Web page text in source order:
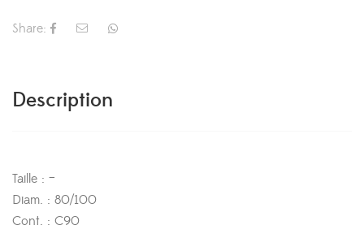
Share:
Description
Taille : –
Diam. : 80/100
Cont. : C90